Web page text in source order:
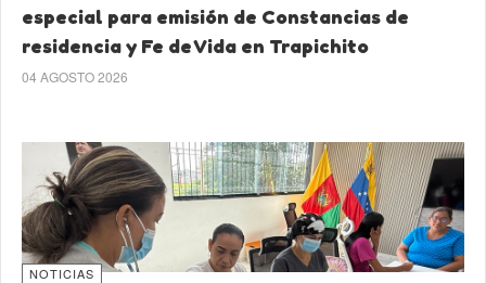
especial para emisión de Constancias de
residencia y Fe de Vida en Trapichito
04 AGOSTO 2026
NOTICIAS